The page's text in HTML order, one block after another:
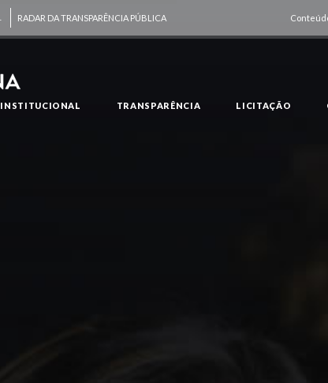
RADAR DA TRANSPARÊNCIA PÚBLICA
INSTITUCIONAL TRANSPARÊNCIA LICITAÇÃO